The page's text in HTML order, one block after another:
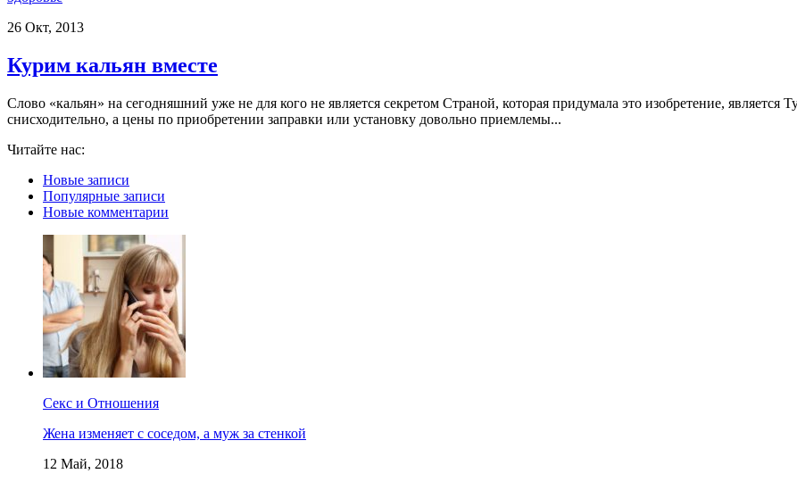
26 Окт, 2013
Курим кальян вместе
Слово «кальян» на сегодняшний уже не для кого не является секретом Страной, которая придумала это изобретение, является
снисходительно, а цены по приобретении заправки или установку довольно приемлемы...
Читайте нас:
Новые записи
Популярные записи
Новые комментарии
Секс и Отношения
Жена изменяет с соседом, а муж за стенкой
12 Май, 2018